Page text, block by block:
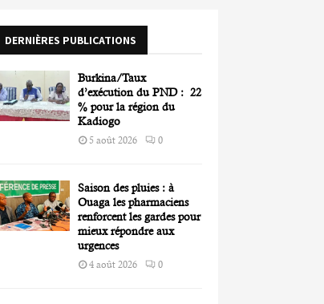
H
DERNIÈRES PUBLICATIONS
Burkina/Taux
d’exécution du PND : 22
% pour la région du
Kadiogo
5 août 2026 0
Saison des pluies : à
Ouaga les pharmaciens
renforcent les gardes pour
mieux répondre aux
urgences
4 août 2026 0